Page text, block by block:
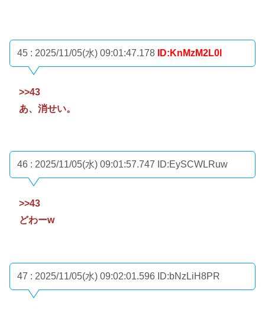
45 : 2025/11/05(水) 09:01:47.178 ID:KnMzM2L0l
>>43
あ、消せい。
46 : 2025/11/05(水) 09:01:57.747 ID:EySCWLRuw
>>43
どわーw
47 : 2025/11/05(水) 09:02:01.596 ID:bNzLiH8PR